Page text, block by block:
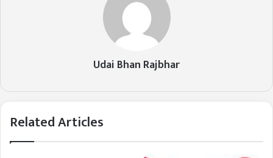
Udai Bhan Rajbhar
Related Articles